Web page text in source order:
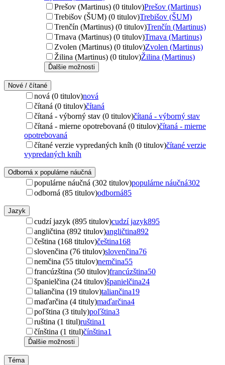
Prešov (Martinus) (0 titulov)Prešov (Martinus)
Trebišov (ŠUM) (0 titulov)Trebišov (ŠUM)
Trenčín (Martinus) (0 titulov)Trenčín (Martinus)
Trnava (Martinus) (0 titulov)Trnava (Martinus)
Zvolen (Martinus) (0 titulov)Zvolen (Martinus)
Žilina (Martinus) (0 titulov)Žilina (Martinus)
Ďalšie možnosti
Nové / čítané
nová (0 titulov)nová
čítaná (0 titulov)čítaná
čítaná - výborný stav (0 titulov)čítaná - výborný stav
čítaná - mierne opotrebovaná (0 titulov)čítaná - mierne
opotrebovaná
čítané verzie vypredaných kníh (0 titulov)čítané verzie
vypredaných kníh
Odborná x populárne náučná
populárne náučná (302 titulov)populárne náučná302
odborná (85 titulov)odborná85
Jazyk
cudzí jazyk (895 titulov)cudzí jazyk895
angličtina (892 titulov)angličtina892
čeština (168 titulov)čeština168
slovenčina (76 titulov)slovenčina76
nemčina (55 titulov)nemčina55
francúzština (50 titulov)francúzština50
španielčina (24 titulov)španielčina24
taliančina (19 titulov)taliančina19
maďarčina (4 tituly)maďarčina4
poľština (3 tituly)poľština3
ruština (1 titul)ruština1
čínština (1 titul)čínština1
Ďalšie možnosti
Téma